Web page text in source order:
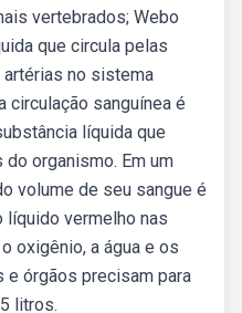
vertebrados; Webo
que circula pelas
artérias no sistema
circulação sanguínea é
líquida que
organismo. Em um
volume de seu sangue é
líquido vermelho nas
oxigênio, a água e os
órgãos precisam para
litros.